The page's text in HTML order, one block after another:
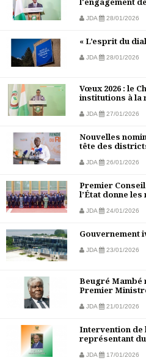
JDA 28/01/2026
« L’esprit du
JDA 28/01/2026
Vœux 2026 : le
institutions à la
JDA 27/01/2026
Nouvelles
tête des
JDA 26/01/2026
Premier
l’État donne les
JDA 24/01/2026
Gouvernement
JDA 23/01/2026
Beugré Mambé
Premier
JDA 21/01/2026
Intervention de
représentant
JDA 17/01/2026